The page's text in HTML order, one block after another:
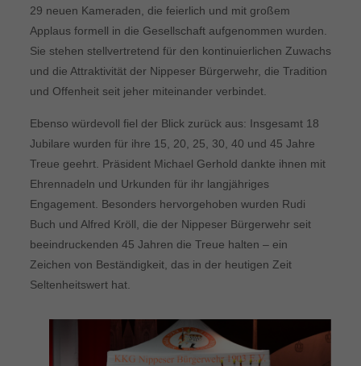
29 neuen Kameraden, die feierlich und mit großem
Applaus formell in die Gesellschaft aufgenommen wurden.
Sie stehen stellvertretend für den kontinuierlichen Zuwachs
und die Attraktivität der Nippeser Bürgerwehr, die Tradition
und Offenheit seit jeher miteinander verbindet.
Ebenso würdevoll fiel der Blick zurück aus: Insgesamt 18
Jubilare wurden für ihre 15, 20, 25, 30, 40 und 45 Jahre
Treue geehrt. Präsident Michael Gerhold dankte ihnen mit
Ehrennadeln und Urkunden für ihr langjähriges
Engagement. Besonders hervorgehoben wurden Rudi
Buch und Alfred Kröll, die der Nippeser Bürgerwehr seit
beeindruckenden 45 Jahren die Treue halten – ein
Zeichen von Beständigkeit, das in der heutigen Zeit
Seltenheitswert hat.